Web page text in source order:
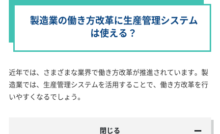
製造業の働き方改革に生産管理システム
は使える？
近年では、さまざまな業界で働き方改革が推進されています。製
造業では、生産管理システムを活用することで、働き方改革を行
いやすくなるでしょう。
閉じる